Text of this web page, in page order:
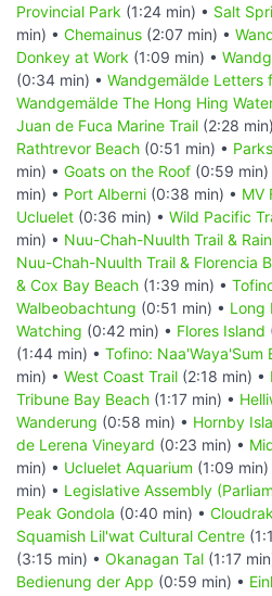
Provincial Park (1:24 min) • Salt
min) • Chemainus (2:07 min) •
Donkey at Work (1:09 min) •
(0:34 min) • Wandgemälde Letters
Wandgemälde The Hong Hing
Juan de Fuca Marine Trail (2:28
Rathtrevor Beach (0:51 min) •
min) • Goats on the Roof (0:59 min)
min) • Port Alberni (0:38 min) • MV
Ucluelet (0:36 min) • Wild Pacific
min) • Nuu-Chah-Nuulth Trail &
Nuu-Chah-Nuulth Trail & Florencia
& Cox Bay Beach (1:39 min) •
Walbeobachtung (0:51 min) • Long
Watching (0:42 min) • Flores Island
(1:44 min) • Tofino: Naa'Waya'Sum
min) • West Coast Trail (2:18 min) •
Tribune Bay Beach (1:17 min) •
Wanderung (0:58 min) • Hornby
de Lerena Vineyard (0:23 min) •
min) • Ucluelet Aquarium (1:09 min)
min) • Legislative Assembly
Peak Gondola (0:40 min) •
Squamish Lil'wat Cultural Centre
(3:15 min) • Okanagan Tal (1:17
Bedienung der App (0:59 min) •